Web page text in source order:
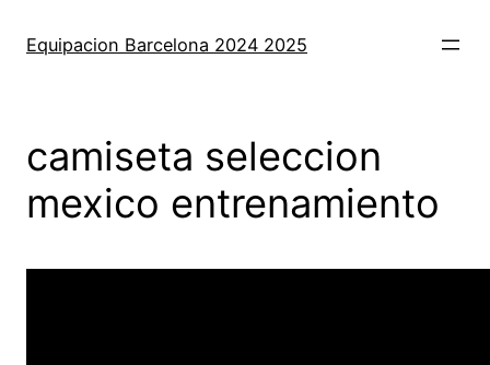
Equipacion Barcelona 2024 2025
camiseta seleccion
mexico entrenamiento